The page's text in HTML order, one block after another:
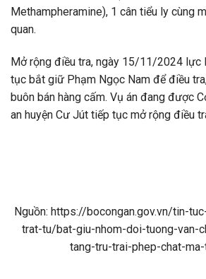
Methampheramine), 1 cân tiểu ly cùng
quan.
Mở rộng điều tra, ngày 15/11/2024 lực
tục bắt giữ Phạm Ngọc Nam để điều
buôn bán hàng cấm. Vụ án đang được
an huyện Cư Jút tiếp tục mở rộng điều
Nguồn: https://bocongan.gov.vn/tin-
trat-tu/bat-giu-nhom-doi-tuong-van-
tang-tru-trai-phep-chat-